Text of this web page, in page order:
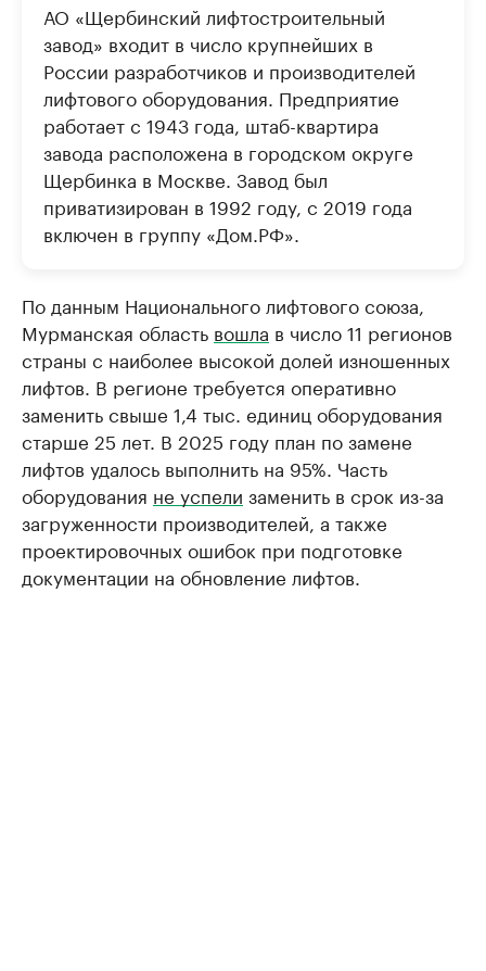
АО «Щербинский лифтостроительный
завод» входит в число крупнейших в
России разработчиков и производителей
лифтового оборудования. Предприятие
работает с 1943 года, штаб-квартира
завода расположена в городском округе
Щербинка в Москве. Завод был
приватизирован в 1992 году, с 2019 года
включен в группу «Дом.РФ».
По данным Национального лифтового союза,
Мурманская область вошла в число 11 регионов
страны с наиболее высокой долей изношенных
лифтов. В регионе требуется оперативно
заменить свыше 1,4 тыс. единиц оборудования
старше 25 лет. В 2025 году план по замене
лифтов удалось выполнить на 95%. Часть
оборудования не успели заменить в срок из-за
загруженности производителей, а также
проектировочных ошибок при подготовке
документации на обновление лифтов.